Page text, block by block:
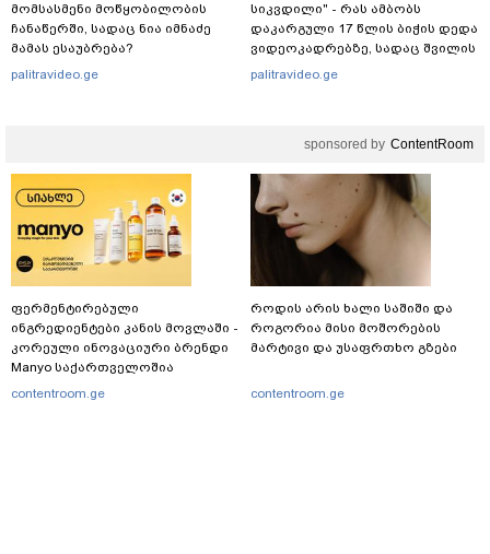
მომსასმენი მოწყობილობის
ჩანაწერში, სადაც ნია იმნაძე
მამას ესაუბრება?
palitravideo.ge
სიკვდილი" - რას ამბობს
დაკარგული 17 წლის ბიჭის დედა
ვიდეოკადრებზე, სადაც შვილის
განწირული ვედრების ხმა
palitravideo.ge
sponsored by ContentRoom
ფერმენტირებული
ინგრედიენტები კანის მოვლაში -
კორეული ინოვაციური ბრენდი
Manyo საქართველოშია
contentroom.ge
როდის არის ხალი საშიში და
როგორია მისი მოშორების
მარტივი და უსაფრთხო გზები
contentroom.ge